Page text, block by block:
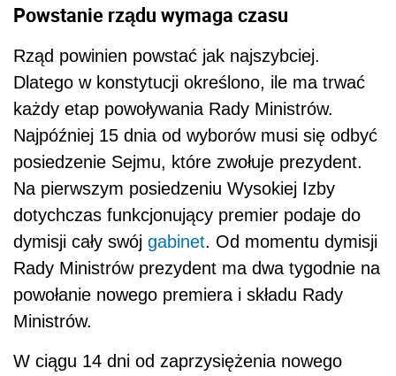
Powstanie rządu wymaga czasu
Rząd powinien powstać jak najszybciej.
Dlatego w konstytucji określono, ile ma trwać
każdy etap powoływania Rady Ministrów.
Najpóźniej 15 dnia od wyborów musi się odbyć
posiedzenie Sejmu, które zwołuje prezydent.
Na pierwszym posiedzeniu Wysokiej Izby
dotychczas funkcjonujący premier podaje do
dymisji cały swój gabinet. Od momentu dymisji
Rady Ministrów prezydent ma dwa tygodnie na
powołanie nowego premiera i składu Rady
Ministrów.
W ciągu 14 dni od zaprzysiężenia nowego